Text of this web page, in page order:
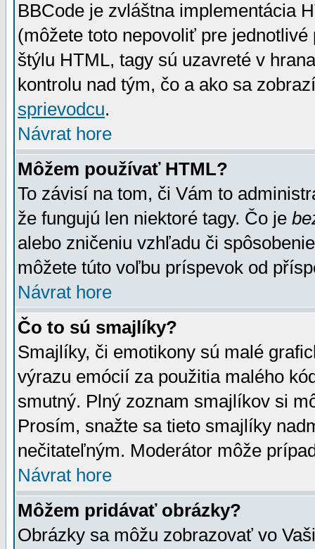
BBCode je zvláštna implementácia
(môžete toto nepovoliť pre
štýlu HTML, tagy sú uzavreté v
kontrolu nad tým, čo a ako sa
sprievodcu.
Návrat hore
Môžem používať HTML?
To závisí na tom, či Vám to
že fungujú len niektoré tagy. Čo je
alebo zničeniu vzhľadu či
môžete túto voľbu príspevok od
Návrat hore
Čo to sú smajlíky?
Smajlíky, či emotikony sú malé
výrazu emócií za použitia malého
smutný. Plný zoznam smajlíkov si
Prosím, snažte sa tieto smajlíky
nečitateľným. Moderátor môže
Návrat hore
Môžem pridávať obrázky?
Obrázky sa môžu zobrazovať vo